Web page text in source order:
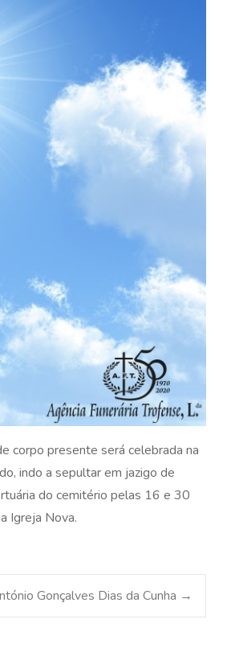
corpo presente será celebrada na
indo a sepultar em jazigo de
do cemitério pelas 16 e 30
Igreja Nova.
Gonçalves Dias da Cunha →